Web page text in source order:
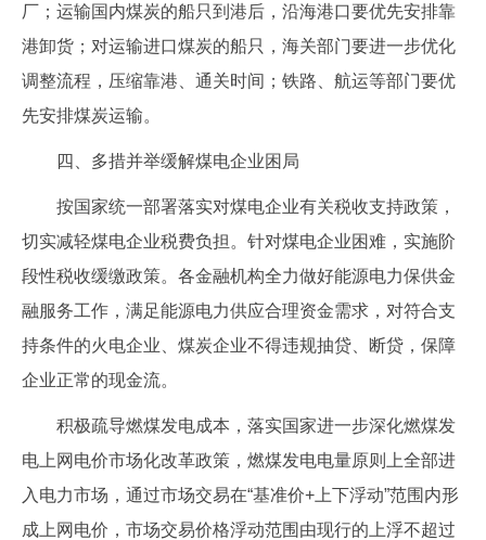
厂；运输国内煤炭的船只到港后，沿海港口要优先安排靠
港卸货；对运输进口煤炭的船只，海关部门要进一步优化
调整流程，压缩靠港、通关时间；铁路、航运等部门要优
先安排煤炭运输。
四、多措并举缓解煤电企业困局
按国家统一部署落实对煤电企业有关税收支持政策，
切实减轻煤电企业税费负担。针对煤电企业困难，实施阶
段性税收缓缴政策。各金融机构全力做好能源电力保供金
融服务工作，满足能源电力供应合理资金需求，对符合支
持条件的火电企业、煤炭企业不得违规抽贷、断贷，保障
企业正常的现金流。
积极疏导燃煤发电成本，落实国家进一步深化燃煤发
电上网电价市场化改革政策，燃煤发电电量原则上全部进
入电力市场，通过市场交易在“基准价+上下浮动”范围内形
成上网电价，市场交易价格浮动范围由现行的上浮不超过